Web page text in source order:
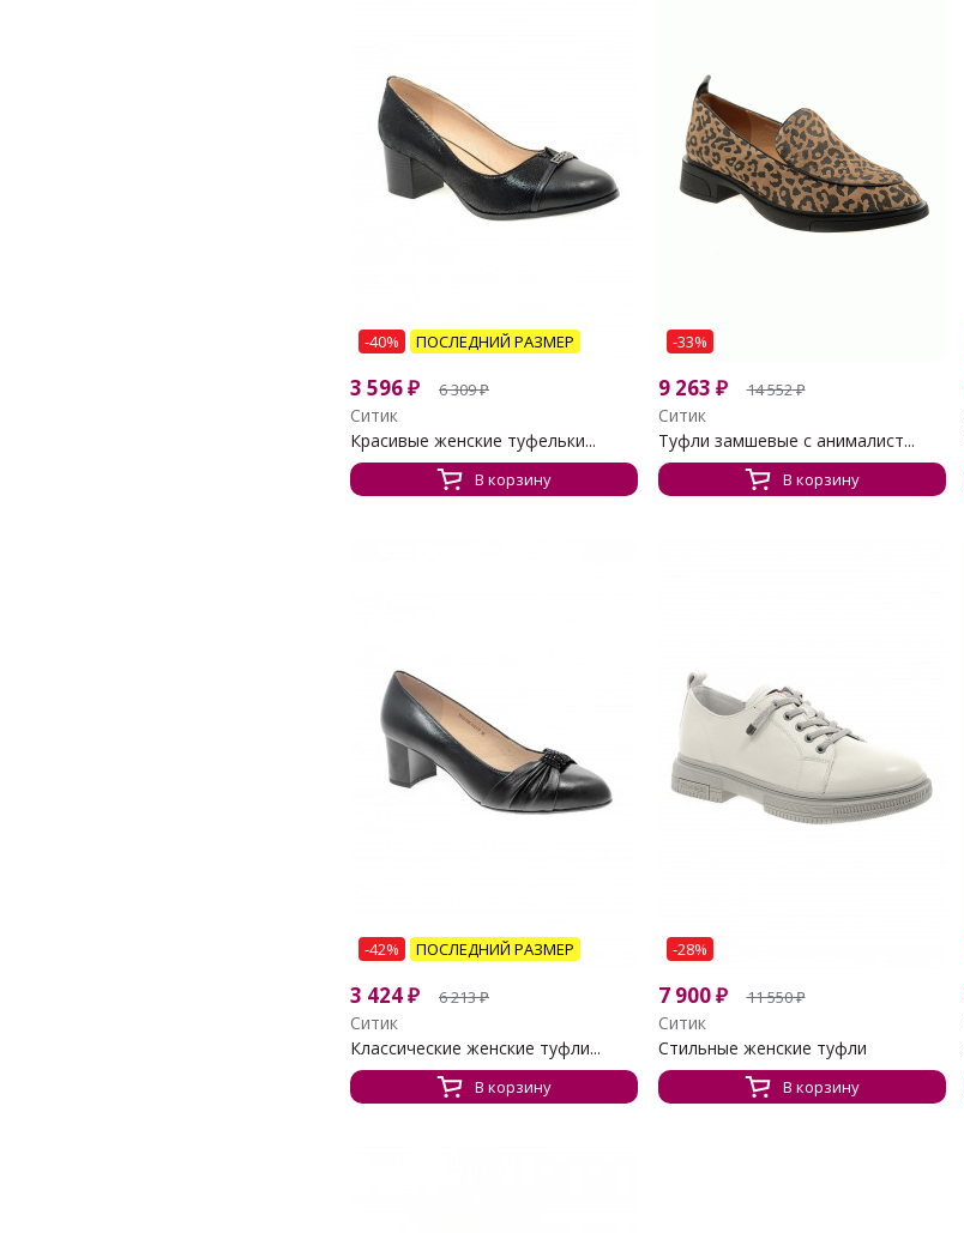
-40% ПОСЛЕДНИЙ РАЗМЕР
3 596₽ 6 309₽
Ситик
Красивые женские туфельки...
В корзину
-33%
9 263 ₽ 14 552₽
Ситик
Туфли замшевые с анималист...
В корзину
-42% ПОСЛЕДНИЙ РАЗМЕР
3 424₽ 6 213₽
Ситик
Классические женские туфли...
В корзину
-28%
7 900₽ 11 550₽
Ситик
Стильные женские туфли
В корзину